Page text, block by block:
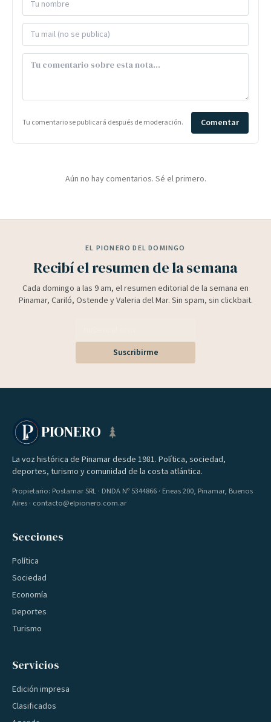
Tu comentario se publicará después de moderación. Comentar
Aún no hay comentarios. Sé el primero.
EL PIONERO DEL DOMINGO
Recibí el resumen de la semana
Cada domingo a las 9 am, el resumen editorial de la semana en
Pinamar, Cariló, Ostende y Valeria del Mar. Sin spam, sin clickbait.
Suscribirme
PIONERO
La voz histórica de Pinamar desde 1981. Política, sociedad,
deportes, turismo y comunidad de la costa atlántica.
Propietario: Postamar SRL · DNDA Nº 5344866 · Eneas 200, Pinamar, Buenos
Aires · contacto@elpionero.com.ar
Secciones
Política
Sociedad
Economía
Deportes
Turismo
Servicios
Edición impresa
Clasificados